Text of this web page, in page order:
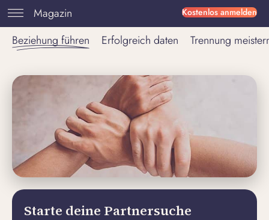
Kostenlos anmelden
Magazin
Beziehung führen
Erfolgreich daten Trennung
Starte deine Partnersuche